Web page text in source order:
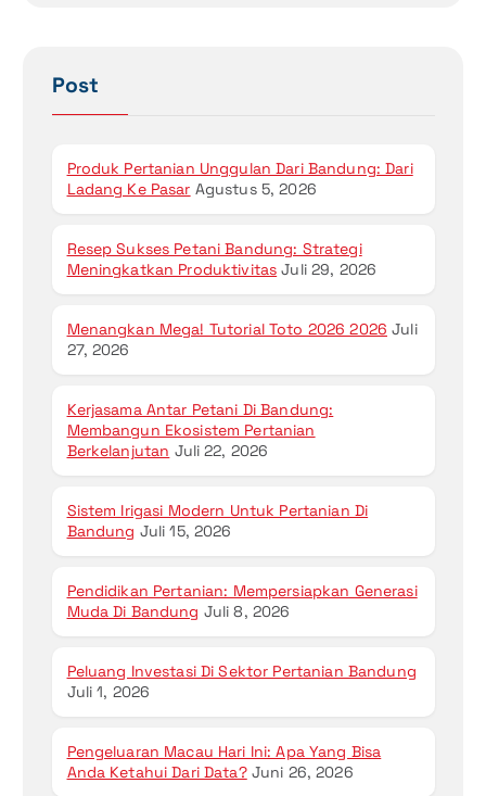
Post
Produk Pertanian Unggulan Dari Bandung: Dari
Ladang Ke Pasar Agustus 5, 2026
Resep Sukses Petani Bandung: Strategi
Meningkatkan Produktivitas Juli 29, 2026
Menangkan Mega! Tutorial Toto 2026 2026 Juli
27, 2026
Kerjasama Antar Petani Di Bandung:
Membangun Ekosistem Pertanian
Berkelanjutan Juli 22, 2026
Sistem Irigasi Modern Untuk Pertanian Di
Bandung Juli 15, 2026
Pendidikan Pertanian: Mempersiapkan Generasi
Muda Di Bandung Juli 8, 2026
Peluang Investasi Di Sektor Pertanian Bandung
Juli 1, 2026
Pengeluaran Macau Hari Ini: Apa Yang Bisa
Anda Ketahui Dari Data? Juni 26, 2026